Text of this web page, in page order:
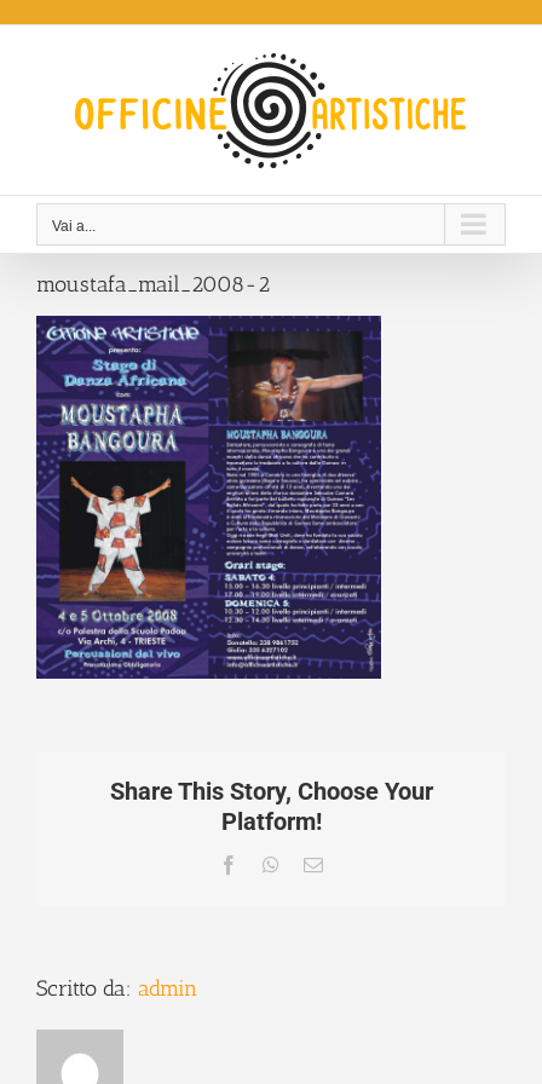
Vai a...
moustafa_mail_2008-2
Share This Story, Choose Your
Platform!
FacebookWhatsApp
Email
Scritto da: admin